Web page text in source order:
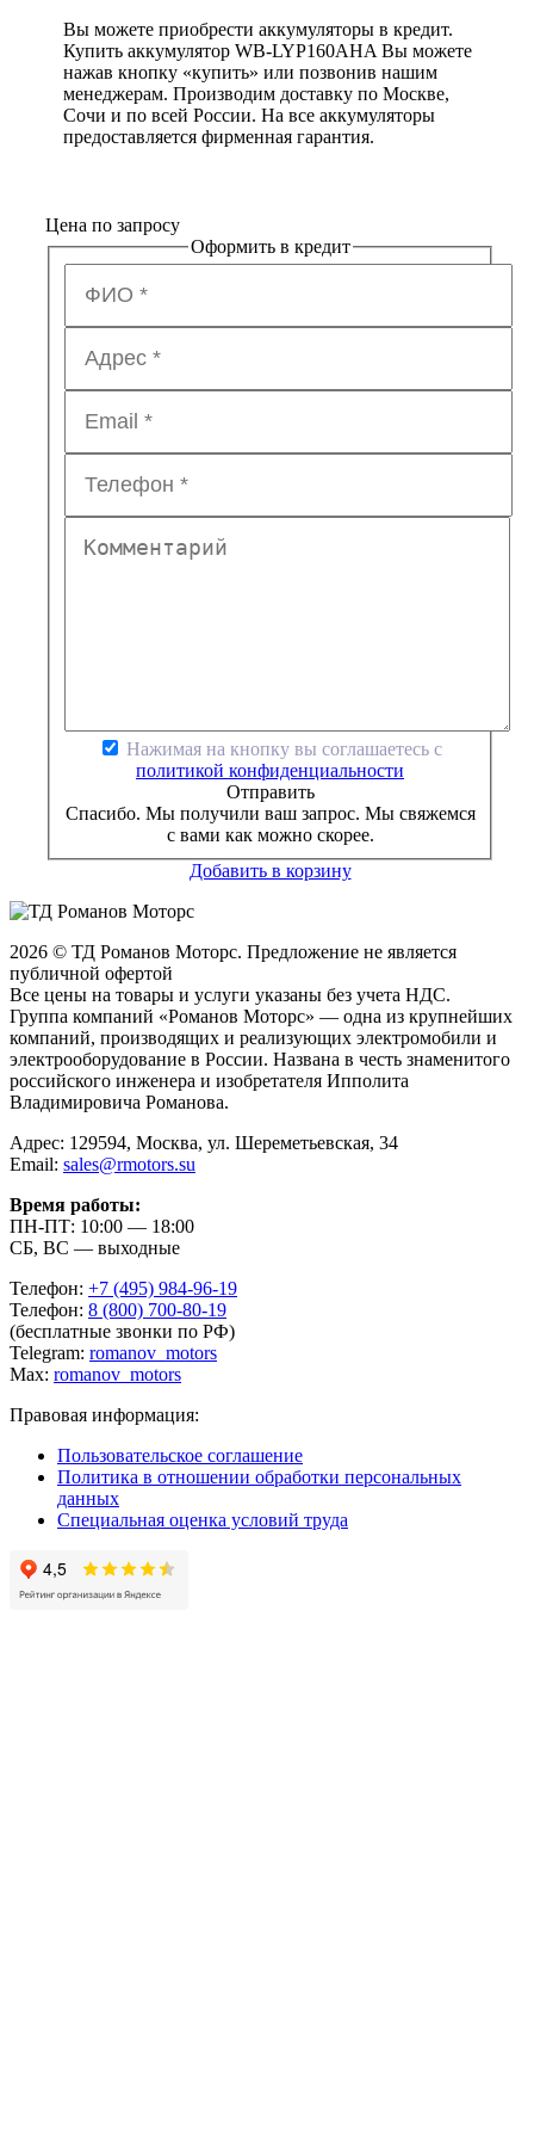
Вы можете приобрести аккумуляторы в кредит.
Купить аккумулятор WB-LYP160AHA Вы можете
нажав кнопку «купить» или позвонив нашим
менеджерам. Производим доставку по Москве,
Сочи и по всей России. На все аккумуляторы
предоставляется фирменная гарантия.
Цена по запросу
Оформить в кредит
Нажимая на кнопку вы соглашаетесь с
политикой конфиденциальности
Отправить
Спасибо. Мы получили ваш запрос. Мы свяжемся
с вами как можно скорее.
Добавить в корзину
2026 © ТД Романов Моторс. Предложение не является
публичной офертой
Все цены на товары и услуги указаны без учета НДС.
Группа компаний «Романов Моторс» — одна из крупнейших
компаний, производящих и реализующих электромобили и
электрооборудование в России. Названа в честь знаменитого
российского инженера и изобретателя Ипполита
Владимировича Романова.
Адрес: 129594, Москва, ул. Шереметьевская, 34
Email: sales@rmotors.su
Время работы:
ПН-ПТ: 10:00 — 18:00
СБ, ВС — выходные
Телефон: +7 (495) 984-96-19
Телефон: 8 (800) 700-80-19
(бесплатные звонки по РФ)
Telegram: romanov_motors
Max: romanov_motors
Правовая информация:
Пользовательское соглашение
Политика в отношении обработки персональных
данных
Специальная оценка условий труда